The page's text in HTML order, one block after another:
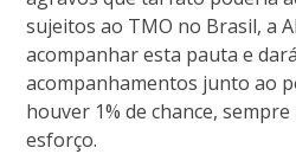
sujeitos ao TMO no Brasil, a
acompanhar esta pauta e
acompanhamentos junto ao
houver 1% de chance, sempre
esforço.